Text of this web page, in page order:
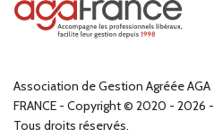
Association de Gestion Agréée AGA
FRANCE
Copyright © 2020 - 2026 -
Tous droits réservés.